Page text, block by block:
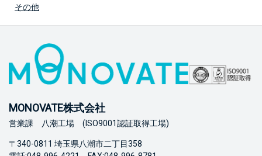
その他
MONOVATE株式会社
営業課 八潮工場 (ISO9001認証取得工場)
〒340-0811 埼玉県八潮市二丁目358